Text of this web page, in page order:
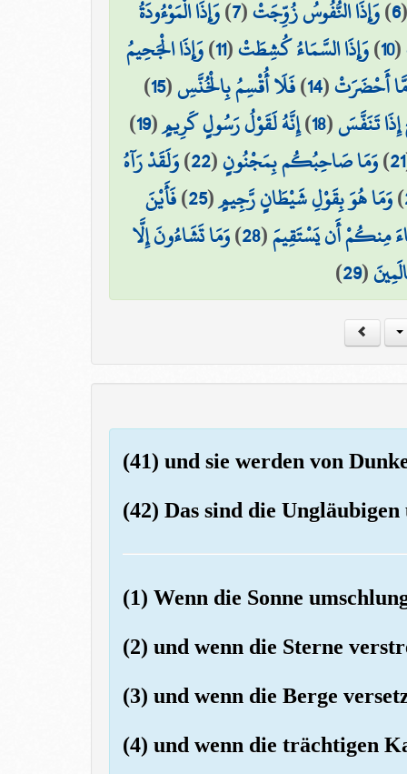
6
)وَإِذَا النُّفُوسُ زُوِّجَتْ(
7
)وَإِذَا الْمَوْءُودَةُ
(
10
)وَإِذَا السَّمَاءُ كُشِطَتْ(
11
)وَإِذَا الْجَحِيمُ
أَحْضَرَتْ(
14
)فَلَا أُقْسِمُ بِالْخُنَّسِ(
15
)
تَنَفَّسَ(
18
)إِنَّهُ لَقَوْلُ رَسُولٍ كَرِيمٍ(
19
)
21
)وَمَا صَاحِبُكُم بِمَجْنُونٍ(
22
)وَلَقَدْ رَآهُ
)وَمَا هُوَ بِقَوْلِ شَيْطَانٍ رَّجِيمٍ(
25
)فَأَيْنَ
مِنكُمْ أَن يَسْتَقِيمَ(
28
)وَمَا تَشَاءُونَ إِلَّا
(
29
)
(41) und sie werden von
(42) Das sind die
(1) Wenn die Sonne
(2) und wenn die Sterne
(3) und wenn die Berge
(4) und wenn die trächtigen